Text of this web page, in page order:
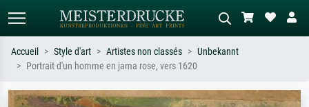
Recherchez par artiste, titre ou style –
Décrivez la scène – ex. prairie verte,
Accueil Style d'art Artistes non classés
Unbekannt
Portrait d'un homme en jama rose, vers 1620